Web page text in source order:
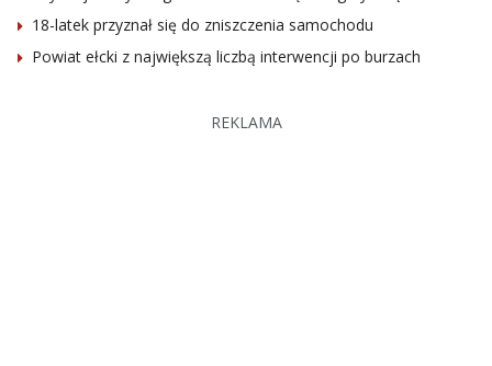
18-latek przyznał się do zniszczenia samochodu
Powiat ełcki z największą liczbą interwencji po burzach
REKLAMA